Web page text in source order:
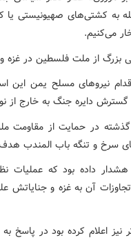
به کشتی‌های صهیونیستی
می‌کنیم.
بزرگ از ملت فلسطین در غزه
اقدام نیروهای مسلح یمن
گسترش دایره جنگ به خارج از
در حمایت از مقاومت
سرخ و تنگه باب المندب
هشدار داده بود که عملیات
آن به غزه و جنایاتش
اعلام کرده بود در پاسخ